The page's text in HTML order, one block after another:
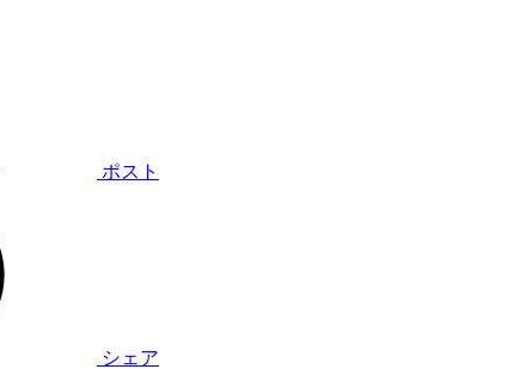
ポスト
シェア